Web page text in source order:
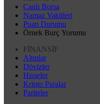
Canlı Borsa
Namaz Vakitleri
Puan Durumu
Örnek Burç Yorumu
FİNANSİF
Altınlar
Dövizler
Hisseler
Kripto Paralar
Pariteler